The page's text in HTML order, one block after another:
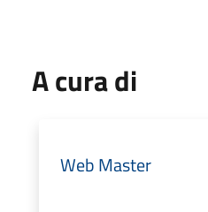
A cura di
Web Master